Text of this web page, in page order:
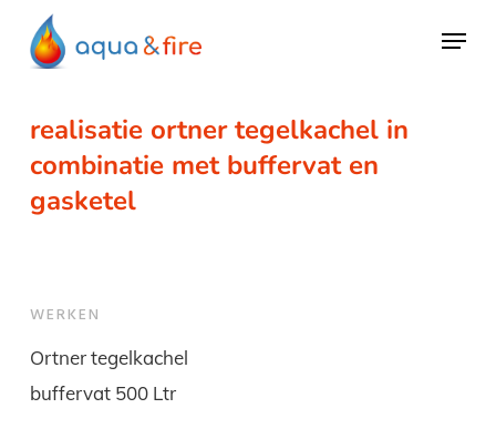
content
Menu
realisatie ortner tegelkachel in
combinatie met buffervat en
gasketel
WERKEN
Ortner tegelkachel
buffervat 500 Ltr